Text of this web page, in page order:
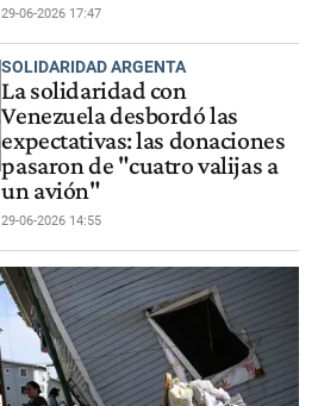
29-06-2026 17:47
SOLIDARIDAD ARGENTA
La solidaridad con
Venezuela desbordó las
expectativas: las donaciones
pasaron de "cuatro valijas a
un avión"
29-06-2026 14:55